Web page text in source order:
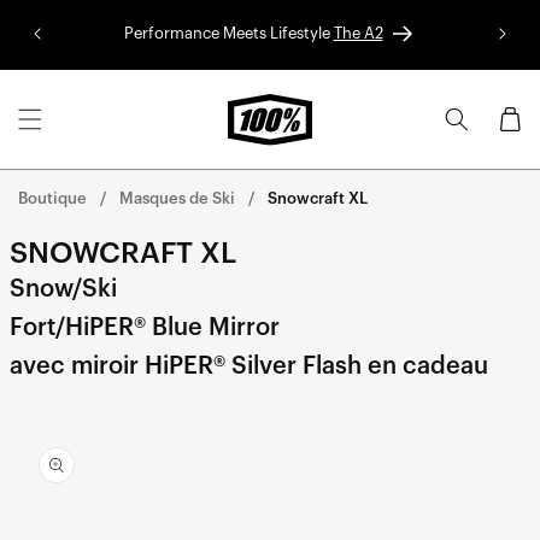
contenu
Performance Meets Lifestyle The A2
Panier
Boutique Masques de Ski Snowcraft XL
SNOWCRAFT XL
Snow/Ski
Fort/HiPER® Blue Mirror
avec miroir HiPER® Silver Flash en cadeau
informations
sur le